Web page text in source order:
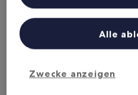
Villa Marisa bed
Villa Marisa bed breakfast
0,5 km von Bahnhof Pavia
9.2
Wunderbar,
9,2/10
Liste der Partner (Lieferanten)
Zwecke anzeigen
Alle